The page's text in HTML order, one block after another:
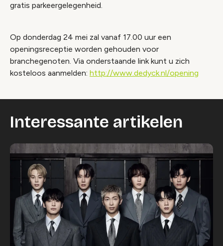
gratis parkeergelegenheid.
Op donderdag 24 mei zal vanaf 17.00 uur een
openingsreceptie worden gehouden voor
branchegenoten. Via onderstaande link kunt u zich
kosteloos aanmelden: http://www.dedyck.nl/opening
Interessante artikelen